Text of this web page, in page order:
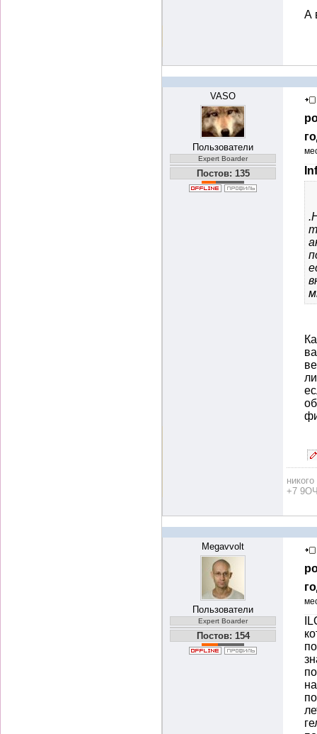
А
VASO
Пользователи
Expert Boarder
Постов: 135
+7
Megavvolt
Пользователи
Expert Boarder
Постов: 154